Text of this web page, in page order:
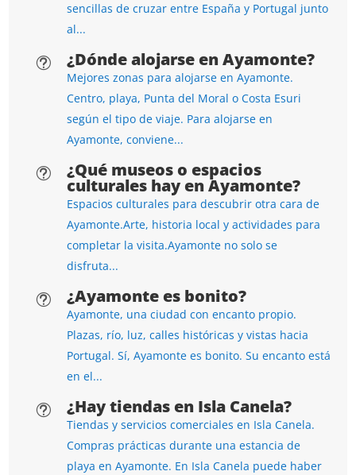
sencillas de cruzar entre España y Portugal junto
al...
t ¿Dónde alojarse en Ayamonte?
Mejores zonas para alojarse en Ayamonte.
Centro, playa, Punta del Moral o Costa Esuri
según el tipo de viaje. Para alojarse en
Ayamonte, conviene...
t ¿Qué museos o espacios
culturales hay en Ayamonte?
Espacios culturales para descubrir otra cara de
Ayamonte.Arte, historia local y actividades para
completar la visita.Ayamonte no solo se
disfruta...
t ¿Ayamonte es bonito?
Ayamonte, una ciudad con encanto propio.
Plazas, río, luz, calles históricas y vistas hacia
Portugal. Sí, Ayamonte es bonito. Su encanto está
en el...
t ¿Hay tiendas en Isla Canela?
Tiendas y servicios comerciales en Isla Canela.
Compras prácticas durante una estancia de
playa en Ayamonte. En Isla Canela puede haber